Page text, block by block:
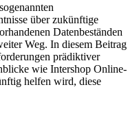
über zukünftige
Datenbeständen
Weg. In diesem Beitrag
prädiktiver
wie Intershop Online-
helfen wird, diese